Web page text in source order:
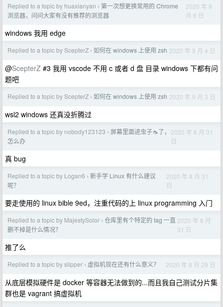
Replied to a topic by huaxianyan › 第一次想更换常用的 Chrome
浏览器，问问大家有没有推荐的浏览器
2020 年 9
月 6 日
windows 我用 edge
Replied to a topic by ScepterZ › 如何在 windows 上使用 zsh 2020 年 9 月 4 日
@ScepterZ #3 我用 vscode 不用 c 或者 d 盘 目录 windows 下都有问
题吧
Replied to a topic by ScepterZ › 如何在 windows 上使用 zsh 2020 年 9 月 3 日
wsl2 windows 还真没折腾过
Replied to a topic by nobody123123 › 屏幕里面进虫子🦟了，
怎么办
2020 年 8 月 31
日
真 bug
Replied to a topic by Logan6 › 新手学 Linux 有什么建议
呢？
2020 年 8 月 31
日
要走使用的 linux bible 9ed，注重代码的上 linux programming 入门
Replied to a topic by MajestySolor › 仓库里有个特定的 tag 一直
删不掉是什么情况？
2020 年 8 月
31 日
推了么
Replied to a topic by slipper › 虚拟机现在还有什么意义？ 2020 年 8 月 29 日
从底层模拟硬件是 docker 等容器无法做到的...而且我自己测试分片集
群也是 vagrant 搞虚拟机